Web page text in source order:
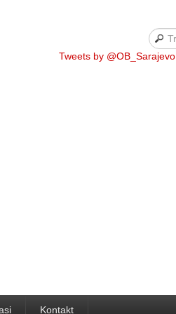
Tweets by @OB_Sarajevo
Kontakt